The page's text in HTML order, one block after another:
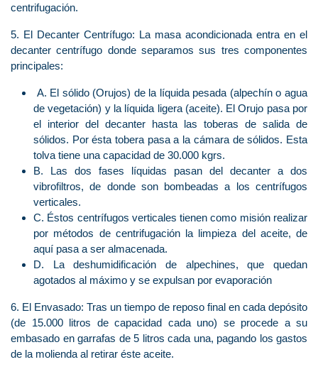
centrifugación.
5. El Decanter Centrífugo: La masa acondicionada entra en el
decanter centrífugo donde separamos sus tres componentes
principales:
A. El sólido (Orujos) de la líquida pesada (alpechín o agua
de vegetación) y la líquida ligera (aceite). El Orujo pasa por
el interior del decanter hasta las toberas de salida de
sólidos. Por ésta tobera pasa a la cámara de sólidos. Esta
tolva tiene una capacidad de 30.000 kgrs.
B. Las dos fases líquidas pasan del decanter a dos
vibrofiltros, de donde son bombeadas a los centrífugos
verticales.
C. Éstos centrífugos verticales tienen como misión realizar
por métodos de centrifugación la limpieza del aceite, de
aquí pasa a ser almacenada.
D. La deshumidificación de alpechines, que quedan
agotados al máximo y se expulsan por evaporación
6. El Envasado: Tras un tiempo de reposo final en cada depósito
(de 15.000 litros de capacidad cada uno) se procede a su
embasado en garrafas de 5 litros cada una, pagando los gastos
de la molienda al retirar éste aceite.